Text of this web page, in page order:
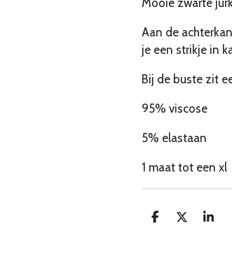
Mooie zwarte
Aan de
je een strikje in
Bij de buste zit
95% viscose
5% elastaan
1 maat tot een xl
D
D
S